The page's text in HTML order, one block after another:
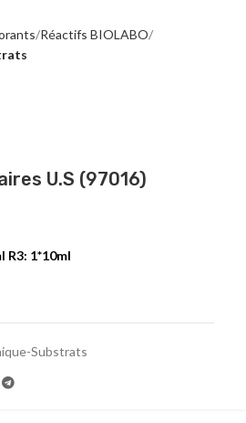
Réactifs BIOLABO
U.S (97016)
R3: 1*10ml
Substrats